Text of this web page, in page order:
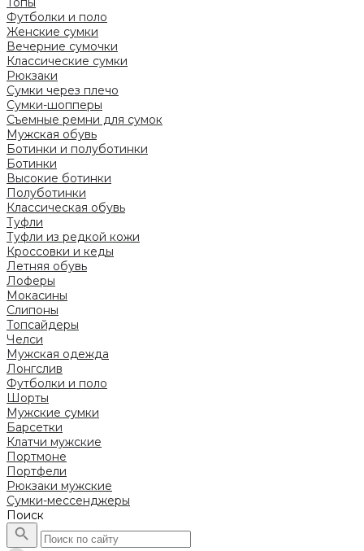
Футболки и поло
Женские сумки
Вечерние сумочки
Классические сумки
Рюкзаки
Сумки через плечо
Сумки-шопперы
Съемные ремни для сумок
Мужская обувь
Ботинки и полуботинки
Ботинки
Высокие ботинки
Полуботинки
Классическая обувь
Туфли
Туфли из редкой кожи
Кроссовки и кеды
Летняя обувь
Лоферы
Мокасины
Слипоны
Топсайдеры
Челси
Мужская одежда
Лонгслив
Футболки и поло
Шорты
Мужские сумки
Барсетки
Клатчи мужские
Портмоне
Портфели
Рюкзаки мужские
Сумки-мессенджеры
Поиск